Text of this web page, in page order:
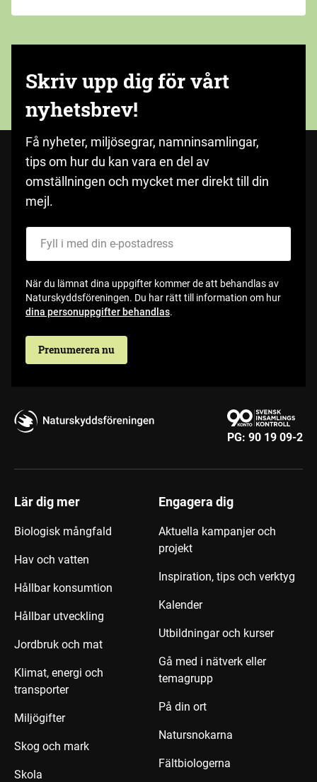
Skriv upp dig för vårt
nyhetsbrev!
Få nyheter, miljösegrar, namninsamlingar,
tips om hur du kan vara en del av
omställningen och mycket mer direkt till din
mejl.
När du lämnat dina uppgifter kommer de att behandlas av
Naturskyddsföreningen. Du har rätt till information om hur
dina personuppgifter behandlas.
Prenumerera nu
PG: 90 19 09-2
Lär dig mer
Biologisk mångfald
Hav och vatten
Hållbar konsumtion
Hållbar utveckling
Jordbruk och mat
Klimat, energi och
transporter
Miljögifter
Skog och mark
Skola
Engagera dig
Aktuella kampanjer och
projekt
Inspiration, tips och verktyg
Kalender
Utbildningar och kurser
Gå med i nätverk eller
temagrupp
På din ort
Natursnokarna
Fältbiologerna